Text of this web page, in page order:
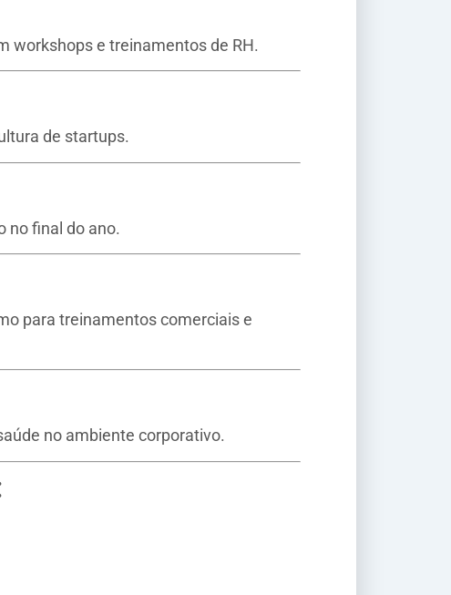
workshops e treinamentos de RH.
de startups.
no final do ano.
para treinamentos comerciais e
no ambiente corporativo.